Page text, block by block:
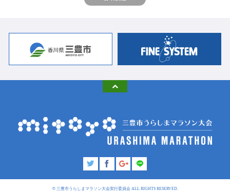
© 三豊市うらしまマラソン大会実行委員会 ALL RIGHTS RESERVED.